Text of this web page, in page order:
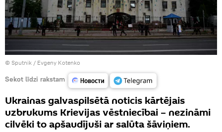
© Sputnik / Evgeny Kotenko
Sekot līdzi rakstam
Ukrainas galvaspilsētā noticis kārtējais
uzbrukums Krievijas vēstniecībai – nezināmi
cilvēki to apšaudījuši ar salūta šāviņiem.